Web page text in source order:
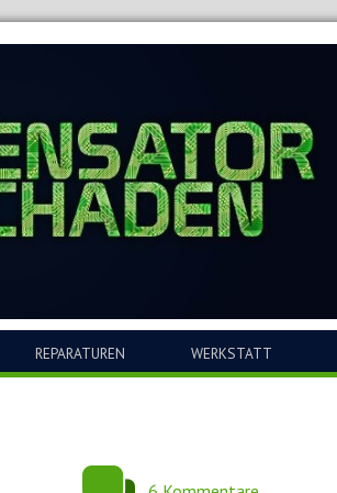
REPARATUREN WERKSTATT